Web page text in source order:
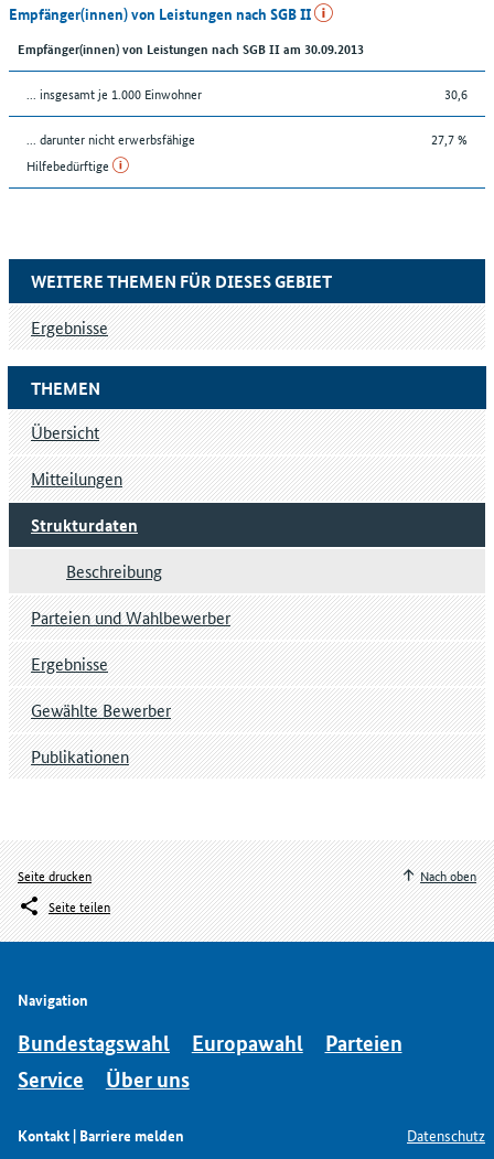
Empfänger(innen) von Leistungen nach SGB II
Empfänger(innen) von Leistungen nach SGB II am 30.09.2013
... insgesamt je 1.000 Einwohner 30,6
... darunter nicht erwerbsfähige
Hilfebedürftige
27,7 %
THEMEN
Übersicht
Mitteilungen
Strukturdaten
Beschreibung
Parteien und Wahlbewerber
Ergebnisse
Gewählte Bewerber
Publikationen
WEITERE THEMEN FÜR DIESES GEBIET
Ergebnisse
Seite drucken
Seite teilen
Nach oben
Navigation
Bundestagswahl Europawahl
Parteien
Service
Über uns
Kontakt | Barriere melden
Datenschutz